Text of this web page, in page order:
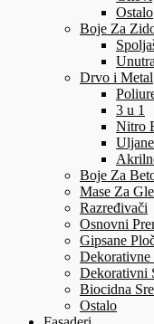
Ostalo
Boje Za
Drvo i Metal
3 u 1
Nitro
Boje Za
Mase Za
Razređivači
Osnovni
Gipsane
Dekorativne
Dekorativni
Biocidna
Ostalo